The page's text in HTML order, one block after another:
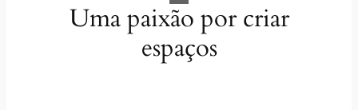
Uma paixão por criar
espaços